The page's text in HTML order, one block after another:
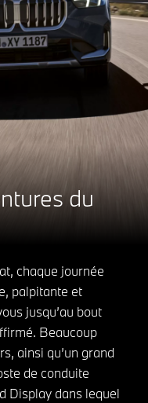
du
chaque journée
palpitante et
jusqu’au bout
Beaucoup
ainsi qu’un grand
de conduite
Display dans lequel